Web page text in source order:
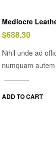
Mediocre
$688.30
Nihil unde ad
numquam
ADD TO CART